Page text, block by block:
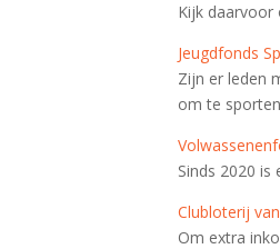
Kijk daarvoor
Jeugdfonds
Zijn er leden
om te sporten
Sinds 2020
Clubloterij
Om extra